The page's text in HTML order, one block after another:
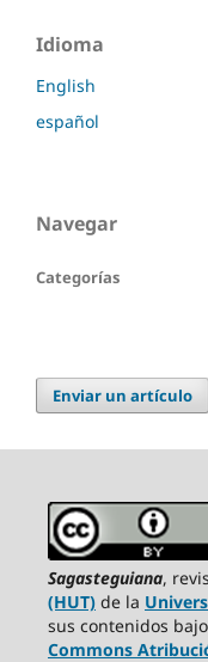
Idioma
English
español
Navegar
Categorías
Enviar un artículo
Sagasteguiana,
(HUT)de la
sus contenidos
Commons